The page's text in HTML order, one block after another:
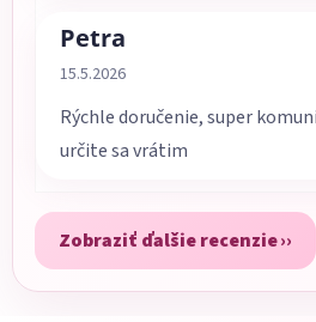
Petra
Hodnotenie obchodu je 5 z 5
15.5.2026
Rýchle doručenie, super
určite sa vrátim
Zobraziť ďalšie recenzie